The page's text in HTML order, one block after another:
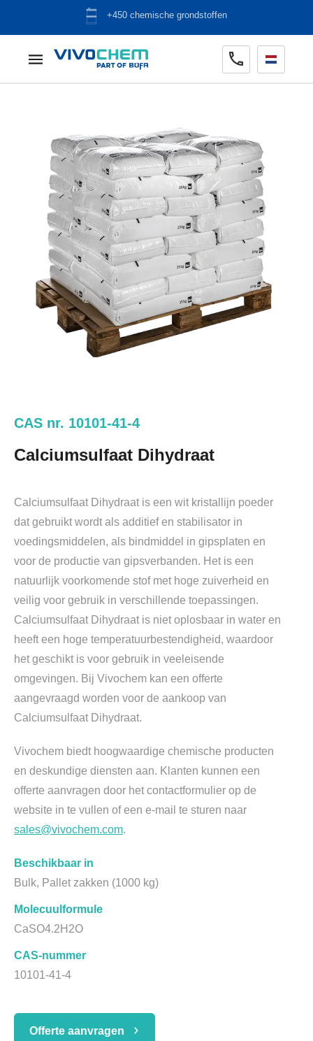
ADR opslag
CAS nr. 10101-41-4
Calciumsulfaat Dihydraat
Calciumsulfaat Dihydraat is een wit kristallijn poeder
dat gebruikt wordt als additief en stabilisator in
voedingsmiddelen, als bindmiddel in gipsplaten en
voor de productie van gipsverbanden. Het is een
natuurlijk voorkomende stof met hoge zuiverheid en
veilig voor gebruik in verschillende toepassingen.
Calciumsulfaat Dihydraat is niet oplosbaar in water en
heeft een hoge temperatuurbestendigheid, waardoor
het geschikt is voor gebruik in veeleisende
omgevingen. Bij Vivochem kan een offerte
aangevraagd worden voor de aankoop van
Calciumsulfaat Dihydraat.
Vivochem biedt hoogwaardige chemische producten
en deskundige diensten aan. Klanten kunnen een
offerte aanvragen door het contactformulier op de
website in te vullen of een e-mail te sturen naar
sales@vivochem.com.
Beschikbaar in
Bulk, Pallet zakken (1000 kg)
Molecuulformule
CaSO4.2H2O
CAS-nummer
10101-41-4
Offerte aanvragen